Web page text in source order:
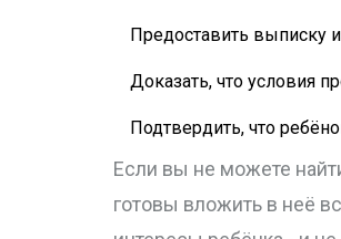
Предоставить выписку
Доказать, что условия
Подтвердить, что
Если вы не можете
готовы вложить в неё